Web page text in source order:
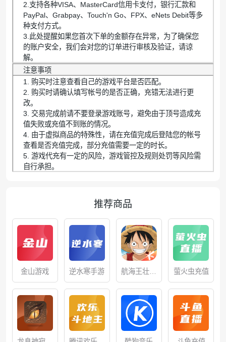
2.支持各种VISA、MasterCard信用卡支付，银行汇款和
PayPal、Grabpay、Touch'n Go、FPX、eNets Debit等多
种支付方式。
3.此处提醒如果您首次下单的金额存在异常，为了确保您
的账户安全，我们会对您的订单进行审核及验证，请谅
解。
注意事项
1. 购买时注意查看自己的游戏平台是否匹配。
2. 购买时请确认填写帐号的是否正确，充错无法进行更
改。
3. 交易完成前请不要登录游戏账号，避免由于顶号造成充
值失败或充值不到账的情况。
4. 由于虚拟商品的特殊性，请在充值完成后登陆您的帐号
查看是否充值完成，部分充值需要一定的时长。
5. 游戏代充有一定的风险，游戏管控及规则处罚等风险需
自行承担。
推荐商品
金山游戏 逆水寒手游
航海王壮志
雄心
萤火虫充值